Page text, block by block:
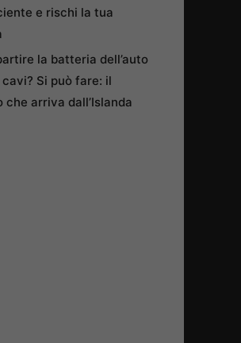
e rischi la tua
la batteria dell’auto
cavi? Si può fare: il
che arriva dall’Islanda